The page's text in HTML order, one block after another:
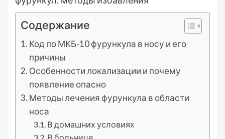
Содержание
Код по МКБ-10 фурункула в носу и его
причины
Особенности локализации и почему
появление опасно
Методы лечения фурункула в области
носа
В домашних условиях